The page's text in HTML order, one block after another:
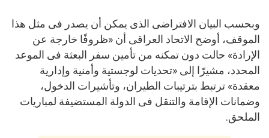
وبحسب البيان الافتراضى الذى يمكن أن يصدر فى مثل هذا
الموقف، أوضح الاتحاد العراقى أن «ظروفًا خارجة عن
الإرادة» حالت دون تمكنه من تأمين سفر البعثة فى الموعد
المحدد، مشيرًا إلى «تحديات لوجستية وأمنية وإدارية
معقدة» ترتبط بترتيبات الطيران، وتأشيرات الدخول،
وضمانات الإقامة والتنقل فى الدولة المستضيفة لمباريات
الملحق.